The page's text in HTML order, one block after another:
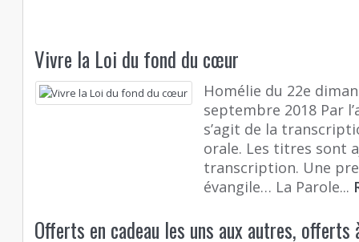
Vivre la Loi du fond du cœur
Homélie du 22e
septembre 2018 Par
s’agit de la
orale. Les titres sont
transcription. Une
évangile… La Parole...
Offerts en cadeau les uns aux autres, offerts